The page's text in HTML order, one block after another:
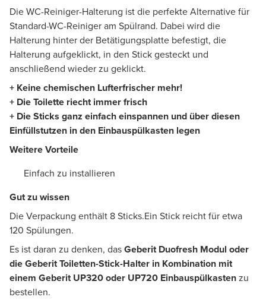
Die WC-Reiniger-Halterung ist die perfekte Alternative für
Standard-WC-Reiniger am Spülrand. Dabei wird die
Halterung hinter der Betätigungsplatte befestigt, die
Halterung aufgeklickt, in den Stick gesteckt und
anschließend wieder zu geklickt.
+ Keine chemischen Lufterfrischer mehr!
+ Die Toilette riecht immer frisch
+ Die Sticks ganz einfach einspannen und über diesen
Einfüllstutzen in den Einbauspülkasten legen
Weitere Vorteile
Einfach zu installieren
Gut zu wissen
Die Verpackung enthält 8 Sticks.Ein Stick reicht für etwa
120 Spülungen.
Es ist daran zu denken, dasGeberit Duofresh Modul oder
die Geberit Toiletten-Stick-Halter in Kombination mit
einem Geberit UP320 oder UP720 Einbauspülkastenzu
bestellen.